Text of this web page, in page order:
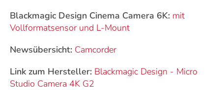
Blackmagic Design Cinema Camera 6K: mit
Vollformatsensor und L-Mount
Newsübersicht: Camcorder
Link zum Hersteller: Blackmagic Design - Micro
Studio Camera 4K G2